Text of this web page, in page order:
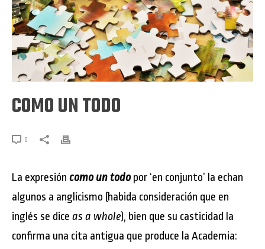
COMO UN TODO
0
La expresión como un todopor ‘en conjunto’ la echan
algunos a anglicismo (habida consideración que en
inglés se dice as a whole), bien que su casticidad la
confirma una cita antigua que produce la Academia: